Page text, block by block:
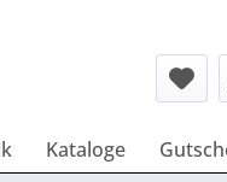
Kataloge